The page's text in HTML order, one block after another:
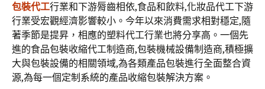
包裝代工行業和下游脣齒相依,食品和飲料,化妝品代工下游
行業受宏觀經濟影響較小。今年以來消費需求相對穩定,隨
著季節是提昇，相應的塑料代工行業也將分享高。一個先
進的食品包裝收縮代工制造商,包裝機械設備制造商,積極擴
大與包裝設備的相關領域,為各類產品包裝進行全面整合資
源,為每一個定制系統的產品收縮包裝解決方案。